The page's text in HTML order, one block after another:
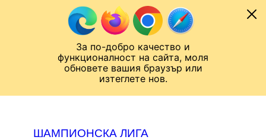
За по-добро качество и
функционалност на сайта, моля
обновете вашия браузър или
изтеглете нов.
Към съдържанието
ШАМПИОНСКА ЛИГА НовиниРезултати Класирания
ШАМПИОНСКА ЛИГА КЛАСИРАНИЯ
ШАМПИОНСКА ЛИГА